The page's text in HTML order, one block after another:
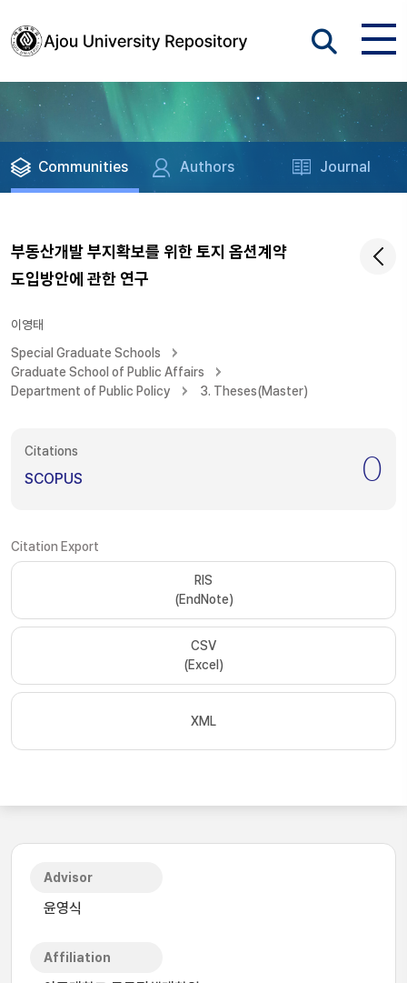
Communities Authors Journal
부동산개발 부지확보를 위한 토지 옵션계약
도입방안에 관한 연구
이영태
Special Graduate Schools
Graduate School of Public Affairs
Department of Public Policy
3. Theses(Master)
Citations
SCOPUS 0
Citation Export
RIS
(EndNote)
CSV
(Excel)
XML
Advisor
윤영식
Affiliation